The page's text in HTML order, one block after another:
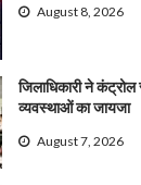
August 8, 2026
जिलाधिकारी ने
व्यवस्थाओं का जायजा
August 7, 2026